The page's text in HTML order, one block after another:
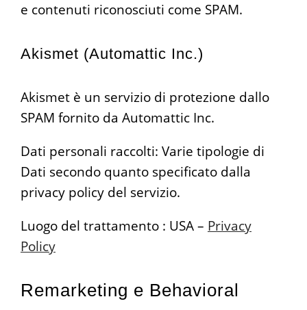
e contenuti riconosciuti come SPAM.
Akismet (Automattic Inc.)
Akismet è un servizio di protezione dallo
SPAM fornito da Automattic Inc.
Dati personali raccolti: Varie tipologie di
Dati secondo quanto specificato dalla
privacy policy del servizio.
Luogo del trattamento : USA – Privacy
Policy
Remarketing e Behavioral